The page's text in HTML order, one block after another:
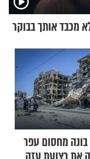
מכבד אותך בבוקר
מחסום עפר